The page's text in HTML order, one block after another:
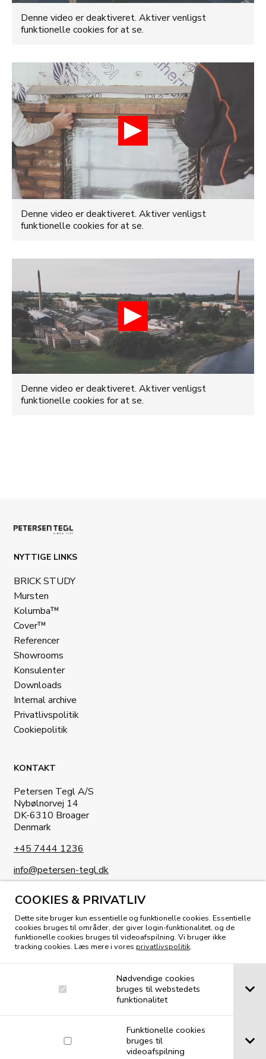
COOKIES & PRIVATLIV
Dette site bruger kun essentielle og funktionelle cookies. Essentielle
cookies bruges til områder, der giver login-funktionalitet, og de
funktionelle cookies bruges til videoafspilning. Vi bruger ikke
tracking cookies. Læs mere i vores privatlivspolitik.
Nødvendige cookies
bruges til webstedets
funktionalitet
Funktionelle cookies
bruges til
videoafspilning
Denne video er deaktiveret. Aktiver venligst
funktionelle cookies for at se.
Denne video er deaktiveret. Aktiver venligst
funktionelle cookies for at se.
Denne video er deaktiveret. Aktiver venligst
funktionelle cookies for at se.
NYTTIGE LINKS
BRICK STUDY
Mursten
Kolumba™
Cover™
Referencer
Showrooms
Konsulenter
Downloads
Internal archive
Privatlivspolitik
Cookiepolitik
KONTAKT
Petersen Tegl A/S
Nybølnorvej 14
DK-6310 Broager
Denmark
+45 7444 1236
info@petersen-tegl.dk
KIG I VORES MAGASIN